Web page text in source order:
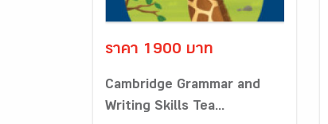
ราคา 1900 บาท
Cambridge Grammar and
Writing Skills Tea...